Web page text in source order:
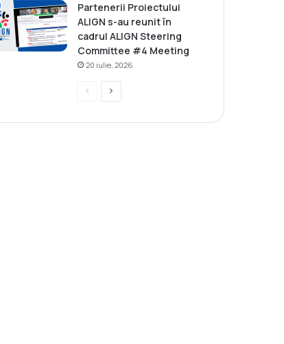
Partenerii Proiectului
ALIGN s-au reunit în
cadrul ALIGN Steering
Committee #4 Meeting
20 iulie, 2026